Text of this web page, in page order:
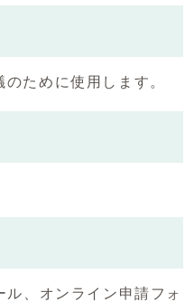
ために使用します。
、オンライン申請フォ